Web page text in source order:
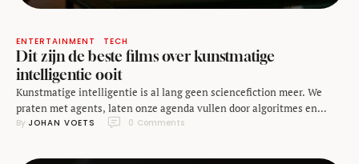
ENTERTAINMENT TECH
Dit zijn de beste films over kunstmatige
intelligentie ooit
Kunstmatige intelligentie is al lang geen sciencefiction meer. We
praten met agents, laten onze agenda vullen door algoritmes en
scrollen door een eindeloze stroom aan AI-gegenereerde content.
flirten, ons het best laten voelen wat die digitale toekomst nou écht
By JOHAN VOETS 0 Comments